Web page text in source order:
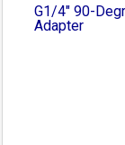
G1/4" 90-
Adapter